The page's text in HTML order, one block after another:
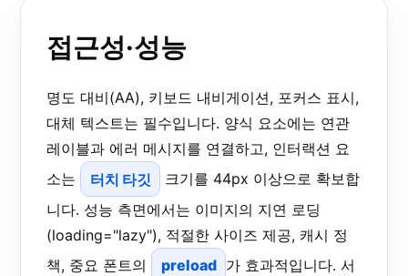
접근성·성능
명도 대비(AA), 키보드 내비게이션, 포커스 표시,
대체 텍스트는 필수입니다. 양식 요소에는 연관
레이블과 에러 메시지를 연결하고, 인터랙션 요
소는
터치 타깃
크기를 44px 이상으로 확보합
니다. 성능 측면에서는 이미지의 지연 로딩
(loading="lazy"), 적절한 사이즈 제공, 캐시 정
책, 중요 폰트의
preload 가 효과적입니다. 서